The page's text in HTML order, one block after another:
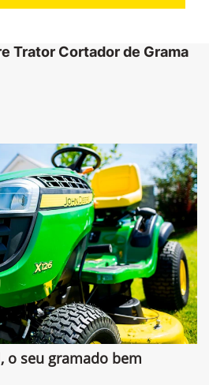
Trator Cortador de Grama
o seu gramado bem